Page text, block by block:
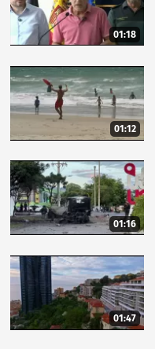
01:18
01:12
01:16
01:47